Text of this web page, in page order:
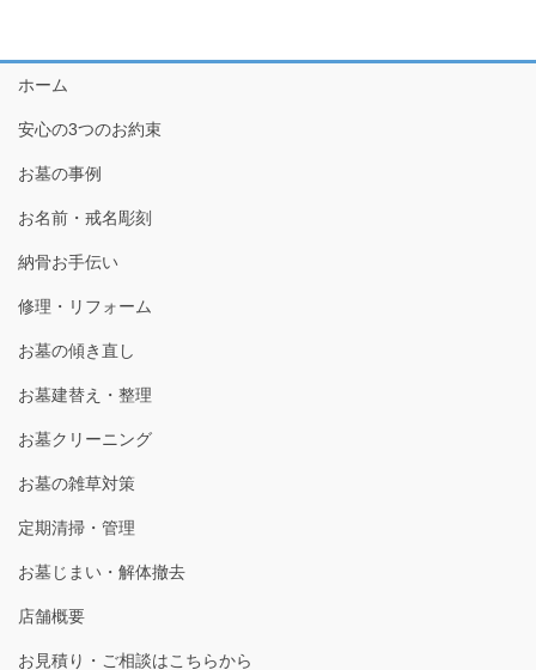
ホーム
安心の3つのお約束
お墓の事例
お名前・戒名彫刻
納骨お手伝い
修理・リフォーム
お墓の傾き直し
お墓建替え・整理
お墓クリーニング
お墓の雑草対策
定期清掃・管理
お墓じまい・解体撤去
店舗概要
お見積り・ご相談はこちらから